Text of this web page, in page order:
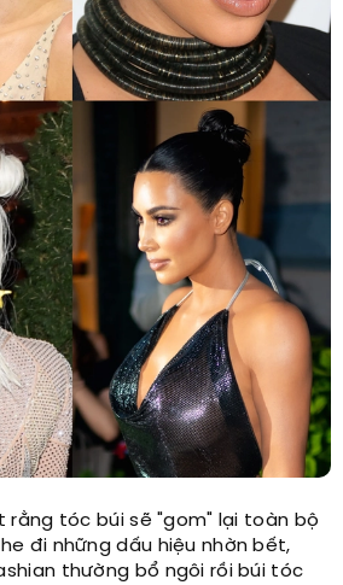
rằng tóc búi sẽ "gom" lại toàn bộ
đi những dấu hiệu nhờn bết,
thường bổ ngôi rồi búi tóc